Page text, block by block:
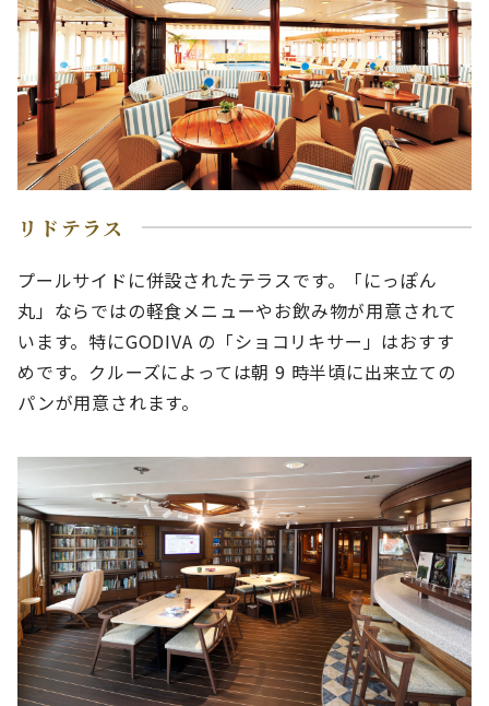
リドテラス
プールサイドに併設されたテラスです。「にっぽん
丸」ならではの軽食メニューやお飲み物が用意されて
います。特にGODIVA の「ショコリキサー」はおすす
めです。クルーズによっては朝 9 時半頃に出来立ての
パンが用意されます。